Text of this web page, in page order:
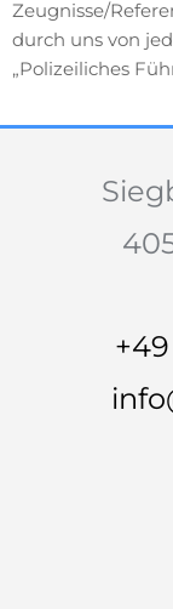
Zeugnisse/
durch uns von
„Polizeiliches
+49